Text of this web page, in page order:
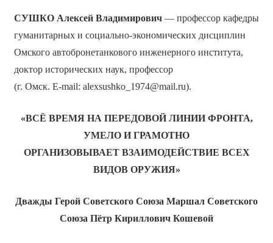
СУШКО Алексей Владимирович— профессор кафедры
гуманитарных и социально-экономических дисциплин
Омского автобронетанкового инженерного института,
доктор исторических наук, профессор
(г. Омск. E-mail: alexsushko_1974@mail.ru).
«ВСЁ ВРЕМЯ НА ПЕРЕДОВОЙ ЛИНИИ ФРОНТА,
УМЕЛО И ГРАМОТНО
ОРГАНИЗОВЫВАЕТ ВЗАИМОДЕЙСТВИЕ ВСЕХ
ВИДОВ ОРУЖИЯ»
Дважды Герой Советского Союза Маршал Советского
Союза Пётр Кириллович Кошевой